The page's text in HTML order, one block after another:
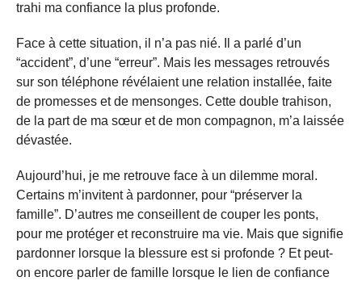
trahi ma confiance la plus profonde.
Face à cette situation, il n’a pas nié. Il a parlé d’un
“accident”, d’une “erreur”. Mais les messages retrouvés
sur son téléphone révélaient une relation installée, faite
de promesses et de mensonges. Cette double trahison,
de la part de ma sœur et de mon compagnon, m’a laissée
dévastée.
Aujourd’hui, je me retrouve face à un dilemme moral.
Certains m’invitent à pardonner, pour “préserver la
famille”. D’autres me conseillent de couper les ponts,
pour me protéger et reconstruire ma vie. Mais que signifie
pardonner lorsque la blessure est si profonde ? Et peut-
on encore parler de famille lorsque le lien de confiance